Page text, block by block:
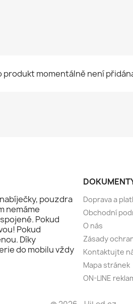
produkt momentálně není
pouzdra
nemáme
Pokud
Pokud
Díky
do mobilu vždy
Doprava a
Obchodní
O nás
Zásady
Kontaktujte
Mapa stránek
ON-LINE